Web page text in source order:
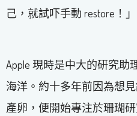
己，就試吓手動 restore！」
Apple 現時是中大的研究
海洋。約十多年前因為想
產卵，便開始專注於珊瑚